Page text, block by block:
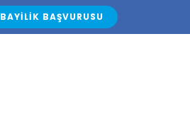
BAYILIK BAŞVURUSU